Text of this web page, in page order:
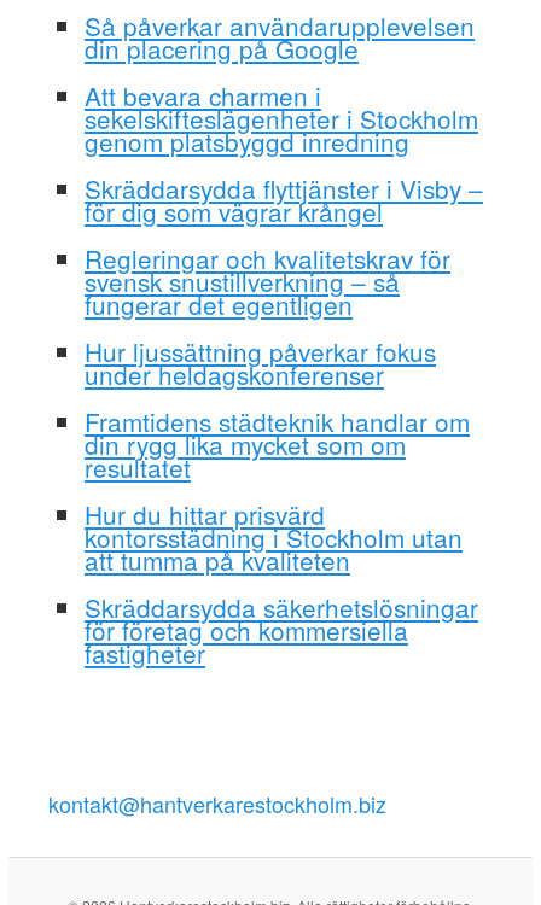
Så påverkar användarupplevelsen
din placering på Google
Att bevara charmen i
sekelskifteslägenheter i Stockholm
genom platsbyggd inredning
Skräddarsydda flyttjänster i Visby –
för dig som vägrar krångel
Regleringar och kvalitetskrav för
svensk snustillverkning – så
fungerar det egentligen
Hur ljussättning påverkar fokus
under heldagskonferenser
Framtidens städteknik handlar om
din rygg lika mycket som om
resultatet
Hur du hittar prisvärd
kontorsstädning i Stockholm utan
att tumma på kvaliteten
Skräddarsydda säkerhetslösningar
för företag och kommersiella
fastigheter
kontakt@hantverkarestockholm.biz